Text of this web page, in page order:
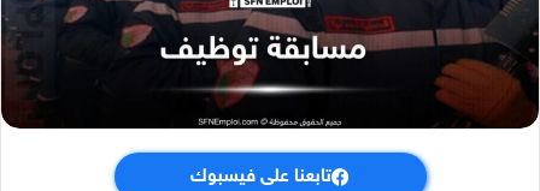
تابعنا على فيسبوك